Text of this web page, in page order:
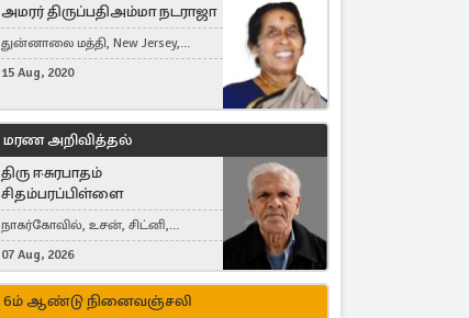
அமரர் திருப்பதிஅம்மா நடராஜா
துன்னாலை மத்தி, New Jersey,
United States, Toronto, Canada
15 Aug, 2020
மரண அறிவித்தல்
திரு ஈசுரபாதம்
சிதம்பரப்பிள்ளை
நாகர்கோவில், உசன், சிட்னி,
Australia
07 Aug, 2026
6ம் ஆண்டு நினைவஞ்சலி